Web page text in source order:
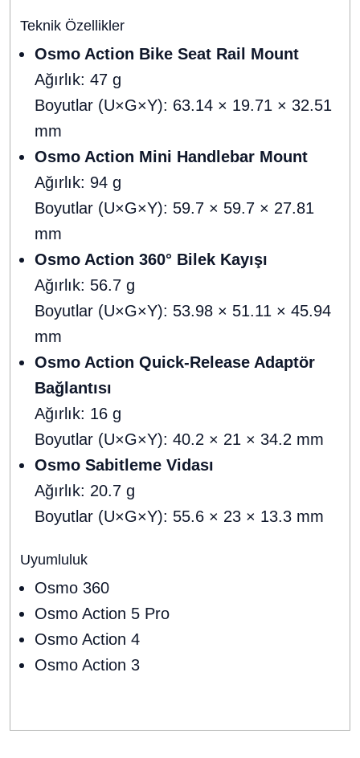
Teknik Özellikler
Osmo Action Bike Seat Rail Mount
Ağırlık: 47 g
Boyutlar (U×G×Y): 63.14 × 19.71 × 32.51
mm
Osmo Action Mini Handlebar Mount
Ağırlık: 94 g
Boyutlar (U×G×Y): 59.7 × 59.7 × 27.81
mm
Osmo Action 360° Bilek Kayışı
Ağırlık: 56.7 g
Boyutlar (U×G×Y): 53.98 × 51.11 × 45.94
mm
Osmo Action Quick-Release Adaptör
Bağlantısı
Ağırlık: 16 g
Boyutlar (U×G×Y): 40.2 × 21 × 34.2 mm
Osmo Sabitleme Vidası
Ağırlık: 20.7 g
Boyutlar (U×G×Y): 55.6 × 23 × 13.3 mm
Uyumluluk
Osmo 360
Osmo Action 5 Pro
Osmo Action 4
Osmo Action 3